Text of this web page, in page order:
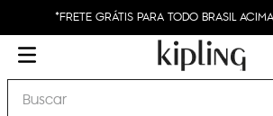
*FRETE GRÁTIS PARA TODO BRASIL
Buscar